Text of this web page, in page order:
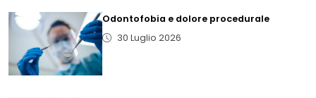
Odontofobia e dolore procedurale
30 Luglio 2026